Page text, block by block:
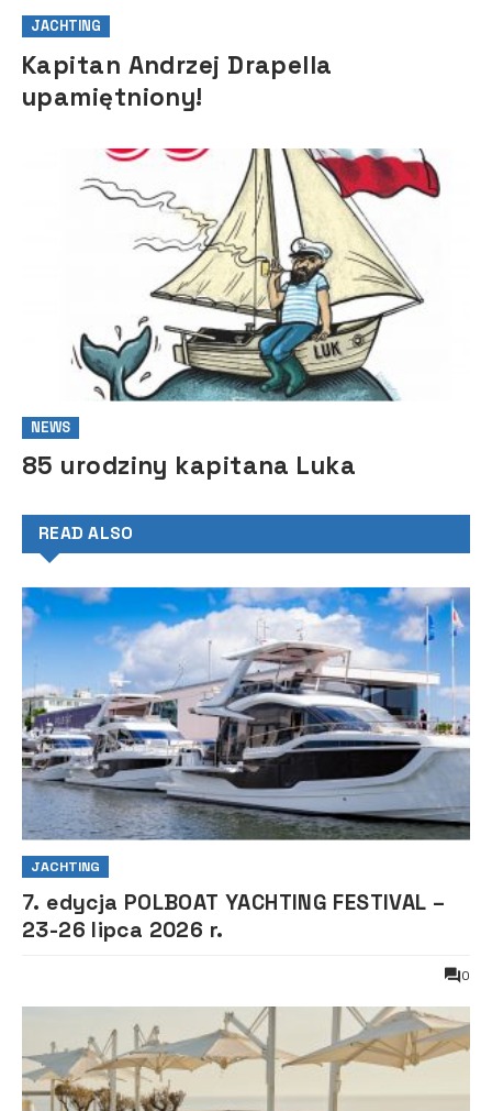
JACHTING
Kapitan Andrzej Drapella
upamiętniony!
NEWS
85 urodziny kapitana Luka
READ ALSO
JACHTING
7. edycja POLBOAT YACHTING FESTIVAL –
23-26 lipca 2026 r.
0